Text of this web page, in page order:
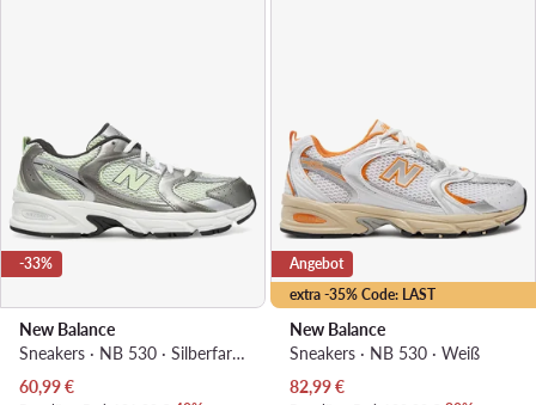
-33%
New Balance
Sneakers · NB 530 · Silberfarben
Aktueller Preis
60,99€
extra -35% Code: LAST
Angebot
New Balance
Sneakers · NB 530 · Weiß
Aktueller Preis
82,99€